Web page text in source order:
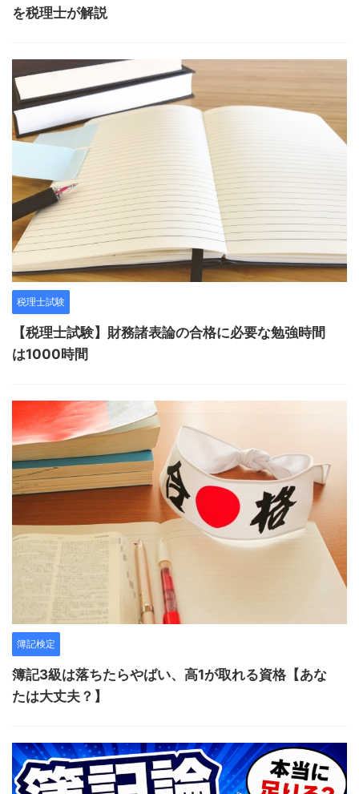
を税理士が解説
税理士試験
【税理士試験】財務諸表論の合格に必要な勉強時間
は1000時間
簿記検定
簿記3級は落ちたらやばい、高1が取れる資格【あな
たは大丈夫？】